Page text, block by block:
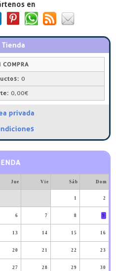
en
Tienda
COMPRA
0
0,00€
privada
Jue Vie Sáb Dom
1 2
6 7 8 9
13 14 15 16
20 21 22 23
27 28 29 30